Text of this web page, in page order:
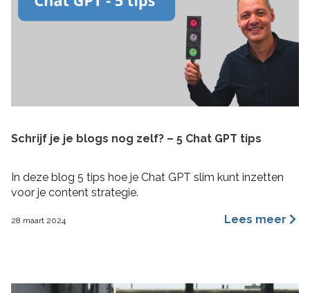
Schrijf je je blogs nog zelf? – 5 Chat GPT tips
In deze blog 5 tips hoe je Chat GPT slim kunt inzetten
voor je content strategie.
28 maart 2024 Lees meer